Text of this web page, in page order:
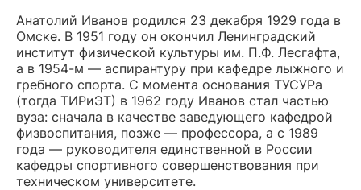
Анатолий Иванов родился 23 декабря 1929 года в
Омске. В 1951 году он окончил Ленинградский
институт физической культуры им. П.Ф. Лесгафта,
а в 1954-м — аспирантуру при кафедре лыжного и
гребного спорта. С момента основания ТУСУРа
(тогда ТИРиЭТ) в 1962 году Иванов стал частью
вуза: сначала в качестве заведующего кафедрой
физвоспитания, позже — профессора, а с 1989
года — руководителя единственной в России
кафедры спортивного совершенствования при
техническом университете.